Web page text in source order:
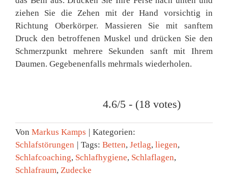
ziehen Sie die Zehen mit der Hand vorsichtig in
Richtung Oberkörper. Massieren Sie mit sanftem
Druck den betroffenen Muskel und drücken Sie den
Schmerzpunkt mehrere Sekunden sanft mit Ihrem
Daumen. Gegebenenfalls mehrmals wiederholen.
4.6/5 - (18 votes)
Von Markus Kamps
Kategorien:
Schlafstörungen
Tags: Betten, Jetlag, liegen,
Schlafcoaching, Schlafhygiene, Schlaflagen,
Schlafraum, Zudecke